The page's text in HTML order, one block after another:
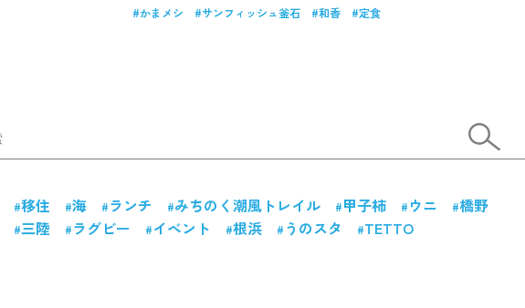
かまメシ サンフィッシュ釜石 和香 定食
移住 海 ランチ みちのく潮風トレイル 甲子柿 ウニ
橋野
三陸 ラグビー イベント 根浜 うのスタ
TETTO